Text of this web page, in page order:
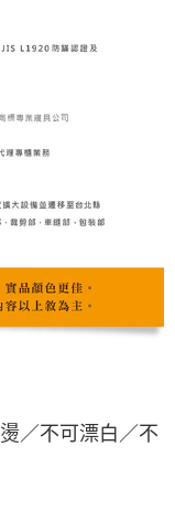
／不可漂白／不